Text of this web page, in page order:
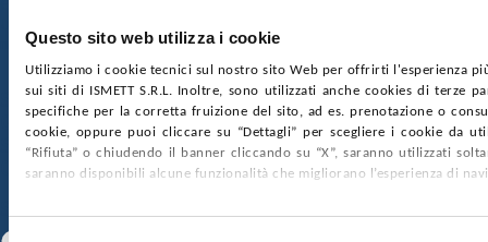
Questo sito web utilizza i cookie
Utilizziamo i cookie tecnici sul nostro sito Web per offrirti l'esperienza
sui siti di ISMETT S.R.L. Inoltre, sono utilizzati anche cookies di terze
specifiche per la corretta fruizione del sito, ad es. prenotazione o
cookie, oppure puoi cliccare su “Dettagli” per scegliere i cookie da
“Rifiuta” o chiudendo il banner cliccando su “X”, saranno utilizzati
saranno disponibili alcune funzionalità che migliorano l’esperienza di
nr. REA PA-201818 P.I. 04544550827
SOCIETÀ TRASPARENTE WHISTLEBLOWING
GARE E CONTRATTIPRIVACYCOOKIE POLICY
SOSTIENICIMAPPA DEL SITOACCESSIBILITÀ
CONTATTI